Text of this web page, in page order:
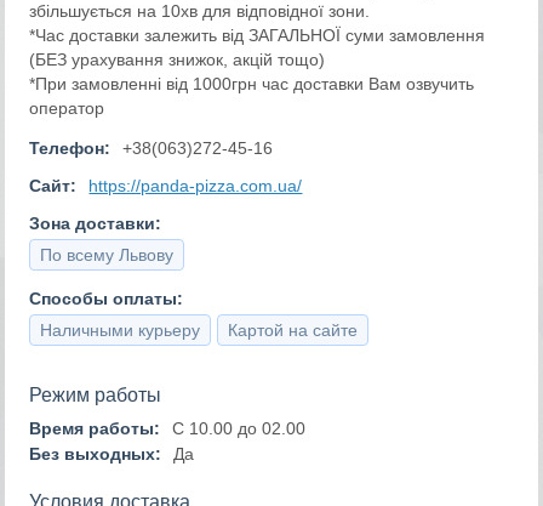
збільшується на 10хв для відповідної зони.
*Час доставки залежить від ЗАГАЛЬНОЇ суми замовлення
(БЕЗ урахування знижок, акцій тощо)
*При замовленні від 1000грн час доставки Вам озвучить
оператор
Телефон:
+38(063)272-45-16
Сайт:
https://panda-pizza.com.ua/
Зона доставки:
По всему Львову
Способы оплаты:
Наличными курьеру
Картой на сайте
Режим работы
Время работы:
С 10.00 до 02.00
Без выходных:
Да
Условия доставка